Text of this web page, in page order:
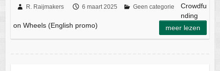
R. Raijmakers 6 maart 2025 Geen categorie
Crowdfu
nding
on Wheels (English promo)
meer lezen